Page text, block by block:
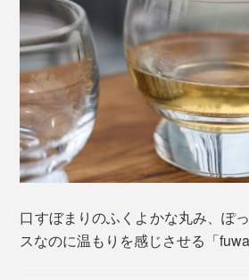
口すぼまりのふくよかな丸み、ぽ
スなのに温もりを感じさせる「